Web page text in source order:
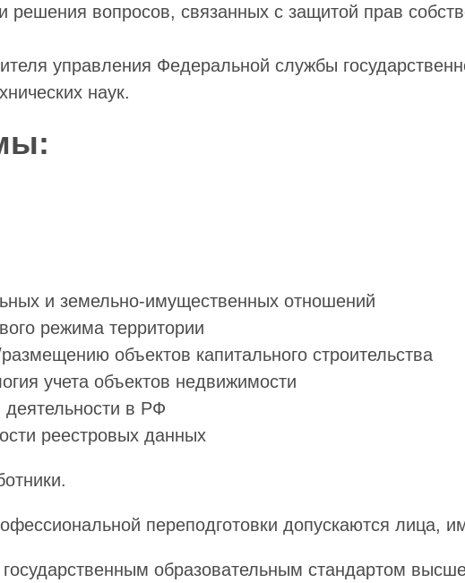
решения вопросов, связанных с защитой прав
управления Федеральной службы
наук.
и земельно-имущественных отношений
режима территории
объектов капитального строительства
учета объектов недвижимости
деятельности в РФ
реестровых данных
переподготовки допускаются лица,
образовательным стандартом